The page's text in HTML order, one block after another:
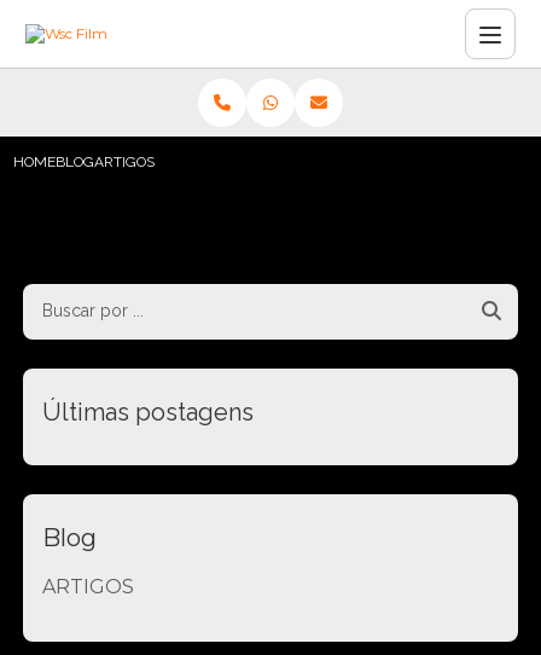
HOMEBLOGARTIGOS
Últimas postagens
Blog
ARTIGOS